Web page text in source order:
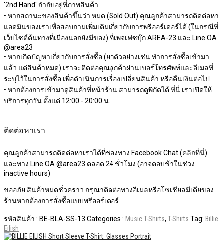
'2nd Hand' กำกับอยู่ที่ภาพสินค้า
• หากสถานะของสินค้าขึ้นว่า หมด (Sold Out) คุณลูกค้าสามารถติดต่อหา
แอดมินของเราเพื่อสอบถามเพิ่มเติมเกี่ยวกับการพรีออร์เดอร์ได้ (ในกรณีที่
เว็บไซต์ต้นทางที่เมืองนอกยังมีของ) ที่เพจเฟซบุ๊ก AREA-23 และ Line OA
@area23
• หากเกิดปัญหาเกี่ยวกับการสั่งซื้อ (ยกตัวอย่างเช่น ทำการสั่งซื้อเข้ามา
แล้ว แต่สินค้าหมด) เราจะติดต่อคุณลูกค้าผ่านเบอร์โทรศัพท์และอีเมลที่
ระบุไว้ในการสั่งซื้อ เพื่อดำเนินการเรื่องเปลี่ยนสินค้า หรือคืนเงินต่อไป
• หากต้องการเข้ามาดูสินค้าที่หน้าร้าน สามารถดูพิกัดได้ ที่นี่ เราเปิดให้
บริการทุกวัน ตั้งแต่ 12:00 - 20:00 น.
ติดต่อหาเรา
คุณลูกค้าสามารถติดต่อหาเราได้ที่ช่องทาง Facebook Chat (คลิกที่นี่)
และทาง Line OA @area23 ตลอด 24 ชั่วโมง (อาจตอบช้าในช่วง
inactive hours)
ขออภัย สินค้าหมดชั่วคราว กรุณาติดต่อทางอีเมลหรือโซเชียลมีเดียของ
ร้านหากต้องการสั่งซื้อแบบพรีออร์เดอร์
รหัสสินค้า : BE-BLA-SS-13 Categories : Music T-Shirts, T-Shirts Tag: Billie
Eilish